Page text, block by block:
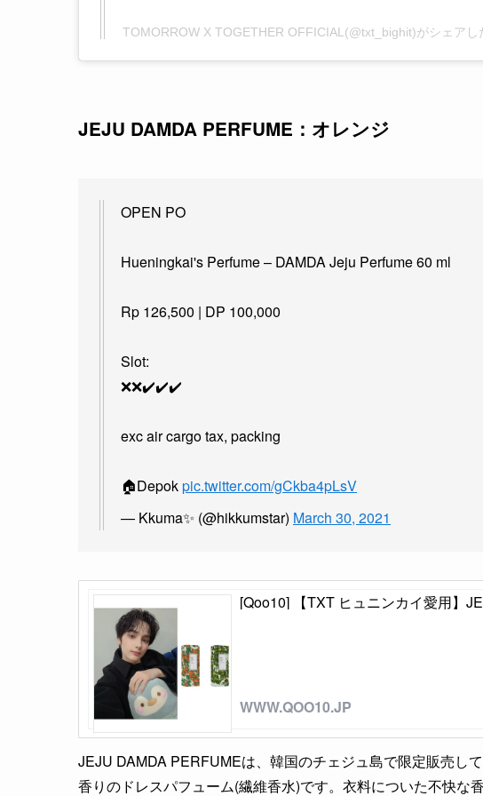
TOMORROW X TOGETHER OFFICIAL(@txt_bighit)がシェアし
JEJU DAMDA PERFUME：オレンジ
OPEN PO
Hueningkai's Perfume – DAMDA Jeju Perfume 60 ml
Rp 126,500 | DP 100,000
Slot:
❌❌✔️✔️✔️
exc air cargo tax, packing
🏠Depokpic.twitter.com/gCkba4pLsV
— Kkuma✨ (@hikkumstar) March 30, 2021
[Qoo10] 【TXT ヒュニンカイ愛用】
WWW.QOO10.JP
JEJU DAMDA PERFUMEは、韓国のチェジュ島で限定販売し
香りのドレスパフューム(繊維香水)です。衣料についた不快な